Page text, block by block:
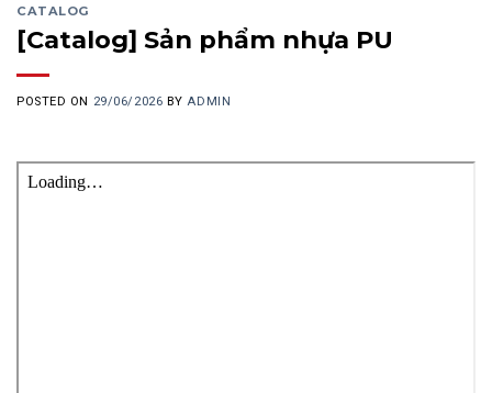
CATALOG
[Catalog] Sản phẩm nhựa PU
POSTED ON 29/06/2026 BY ADMIN